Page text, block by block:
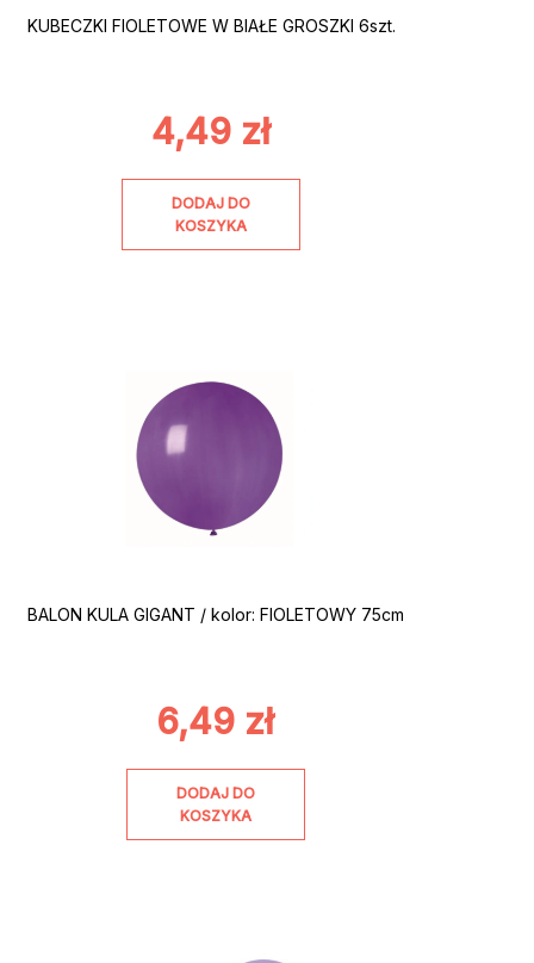
KUBECZKI FIOLETOWE W BIAŁE GROSZKI 6szt.
4,49 zł
DODAJ DO
KOSZYKA
BALON KULA GIGANT / kolor: FIOLETOWY 75cm
6,49 zł
DODAJ DO
KOSZYKA